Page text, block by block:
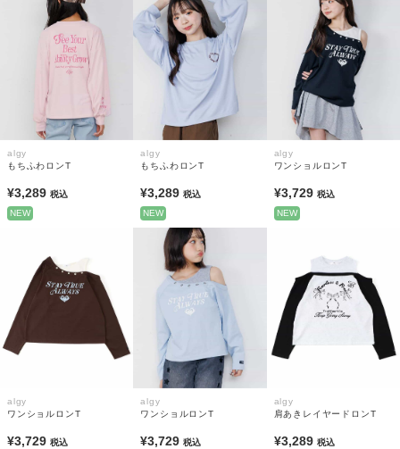
algy
もちふわロンT
¥3,289 税込
NEW
algy
もちふわロンT
¥3,289税込
NEW
algy
ワンショルロンT
¥3,729 税込
NEW
algy
ワンショルロンT
¥3,729 税込
algy
ワンショルロンT
¥3,729税込
algy
肩あきレイヤードロンT
¥3,289 税込